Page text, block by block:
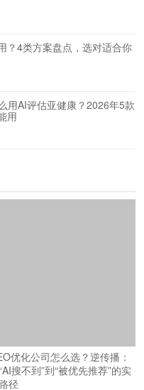
？4类方案盘点，选对适合你
用AI评估亚健康？2026年5款
用
优化公司怎么选？逆传播：
搜不到”到“被优先推荐”的实
径